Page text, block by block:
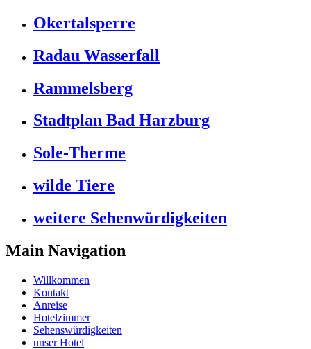
Okertalsperre
Radau Wasserfall
Rammelsberg
Stadtplan Bad Harzburg
Sole-Therme
wilde Tiere
weitere Sehenwürdigkeiten
Main Navigation
Willkommen
Kontakt
Anreise
Hotelzimmer
Sehenswürdigkeiten
unser Hotel